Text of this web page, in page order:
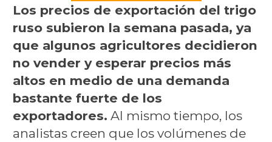
Los precios de exportación del trigo
ruso subieron la semana pasada, ya
que algunos agricultores decidieron
no vender y esperar precios más
altos en medio de una demanda
bastante fuerte de los
exportadores. Al mismo tiempo, los
analistas creen que los volúmenes de